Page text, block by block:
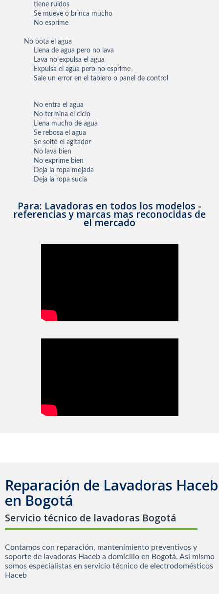
tiene ruidos
Se mueve o brinca mucho
No esprime
No bota el agua
Llena de agua pero no lava
Lava no expulsa el agua
Expulsa el agua pero no esprime
Sale un error en el tablero o panel de control
No entra el agua
No termina el ciclo
Llena mucho de agua
Se rebosa el agua
Se soltó el agitador
No lava bien
No exprime bien
Deja la ropa mojada
Deja la ropa sucia
Para: Lavadoras en todos los modelos -
referencias y marcas mas reconocidas de
el mercado
Reparación de Lavadoras Haceb
en Bogotá
Servicio técnico de lavadoras Bogotá
Contamos con reparación, mantenimiento preventivos y
soporte de lavadoras Haceb a domicilio en Bogotá. Así mismo
somos especialistas en servicio técnico de electrodomésticos
Haceb